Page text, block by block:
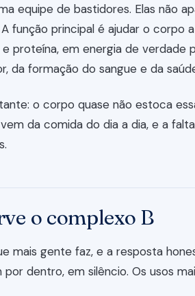
equipe de bastidores. Elas não
função principal é ajudar o corpo
proteína, em energia de verdade
da formação do sangue e da
o corpo quase não estoca
da comida do dia a dia, e a
o complexo B
mais gente faz, e a resposta
dentro, em silêncio. Os usos